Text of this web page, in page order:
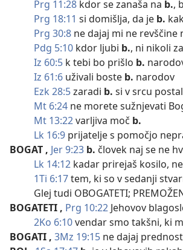
Prg 11:28 kdor se zanaša na b.,
Prg 18:11 si domišlja, da je b.
Prg 30:8 ne dajaj mi ne revščine
Pdg 5:10 kdor ljubi b., ni nikoli
Iz 60:5 k tebi bo prišlo b.
Iz 61:6 uživali boste b. narodov
Ezk 28:5zaradi b. si v srcu
Mt 6:24 ne morete sužnjevati
Mt 13:22varljiva moč b.
Lk 16:9 prijatelje s pomočjo
BOGAT , Jer 9:23 b. človek naj se ne
Lk 14:12 kadar prirejaš kosilo,
1Ti 6:17tem, ki so v sedanji
Glej tudi OBOGATETI;
BOGATETI , Prg 10:22 Jehovov
2Ko 6:10vendar smo takšni, ki
BOGATI , 3Mz 19:15 ne dajaj